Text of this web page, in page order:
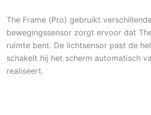
The Frame (Pro) gebruikt
bewegingssensor zorgt ervoor dat
ruimte bent. De lichtsensor past de
schakelt hij het scherm automatisch
realiseert.